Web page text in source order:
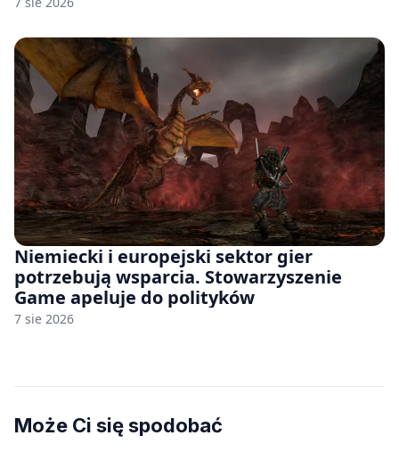
Niemiecki i europejski sektor gier
potrzebują wsparcia. Stowarzyszenie
Game apeluje do polityków
7 sie 2026
Może Ci się spodobać